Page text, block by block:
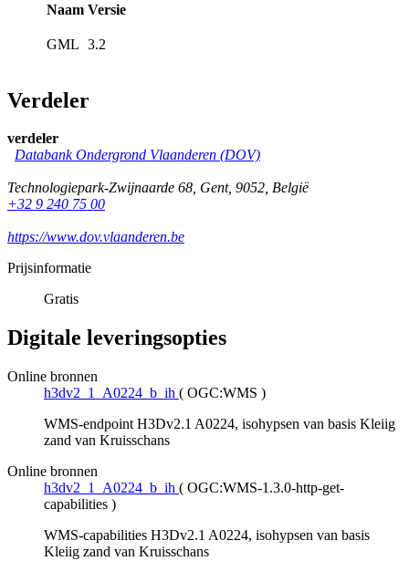
Naam Versie
GML 3.2
Verdeler
verdeler
Databank Ondergrond Vlaanderen (DOV)
Technologiepark-Zwijnaarde 68, Gent, 9052, België
+32 9 240 75 00
https://www.dov.vlaanderen.be
Prijsinformatie
Gratis
Digitale leveringsopties
Online bronnen
h3dv2_1_A0224_b_ih ( OGC:WMS )
WMS-endpoint H3Dv2.1 A0224, isohypsen van basis Kleiig
zand van Kruisschans
Online bronnen
h3dv2_1_A0224_b_ih ( OGC:WMS-1.3.0-http-get-
capabilities )
WMS-capabilities H3Dv2.1 A0224, isohypsen van basis
Kleiig zand van Kruisschans